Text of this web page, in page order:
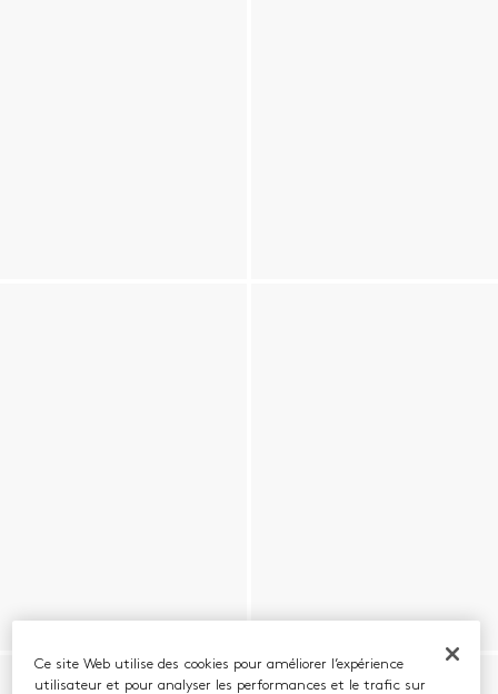
Ce site Web utilise des cookies pour améliorer l’expérience
utilisateur et pour analyser les performances et le trafic sur